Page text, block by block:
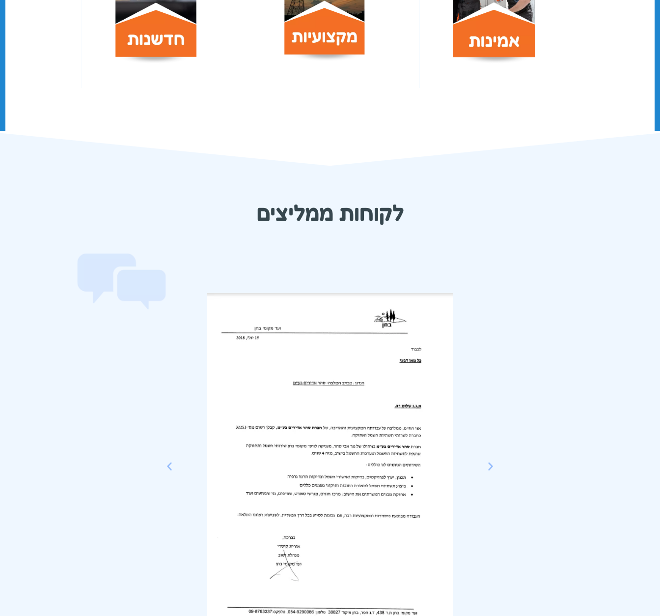
היסטוריה של לקוחות קבועים ומרוצים
עמידה בלוחות זמנים
התחייבות לעבודה בשעות לא שגרתיות
החשמל והאתיקה המקצועית
צוותי עבודה מיומנים אשר מורשים לביצוע
כלל עבודות החברה
מענה מדויק הכולל התגברות על כל אתגר
לצרכי הלקוח, ועמידה בתאום ציפיות מקדים
לקוחות ממליצים